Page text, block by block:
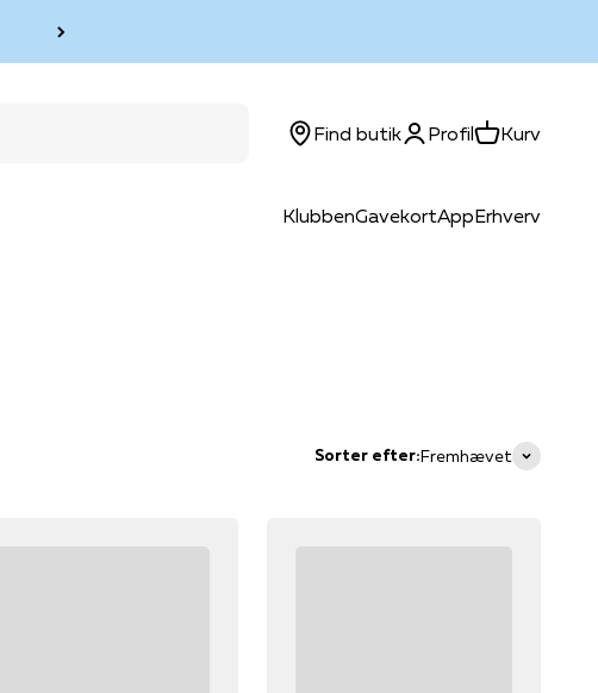
KlubbenGavekortAppErhverv
Find butikLog ind
ProfilKurvKurv
Sorter efter:Fremhævet